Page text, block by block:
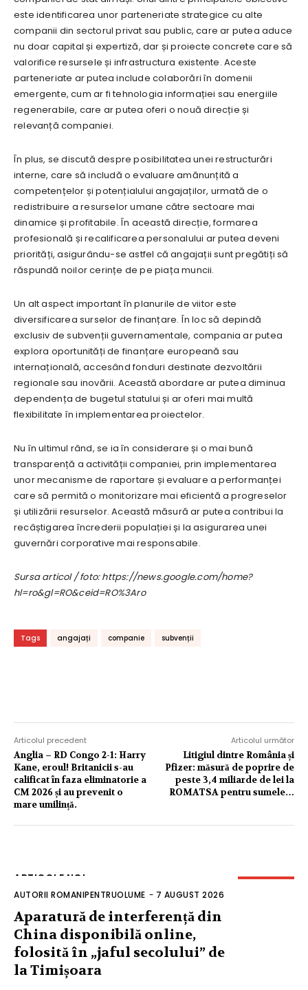
este identificarea unor parteneriate strategice cu alte
companii din sectorul privat sau public, care ar putea aduce
nu doar capital și expertiză, dar și proiecte concrete care să
valorifice resursele și infrastructura existente. Aceste
parteneriate ar putea include colaborări în domenii
emergente, cum ar fi tehnologia informației sau energiile
regenerabile, care ar putea oferi o nouă direcție și
relevanță companiei.
În plus, se discută despre posibilitatea unei restructurări
interne, care să includă o evaluare amănunțită a
competențelor și potențialului angajaților, urmată de o
redistribuire a resurselor umane către sectoare mai
dinamice și profitabile. În această direcție, formarea
profesională și recalificarea personalului ar putea deveni
priorități, asigurându-se astfel că angajații sunt pregătiți să
răspundă noilor cerințe de pe piața muncii.
Un alt aspect important în planurile de viitor este
diversificarea surselor de finanțare. În loc să depindă
exclusiv de subvenții guvernamentale, compania ar putea
explora oportunități de finanțare europeană sau
internațională, accesând fonduri destinate dezvoltării
regionale sau inovării. Această abordare ar putea diminua
dependența de bugetul statului și ar oferi mai multă
flexibilitate în implementarea proiectelor.
Nu în ultimul rând, se ia în considerare și o mai bună
transparență a activității companiei, prin implementarea
unor mecanisme de raportare și evaluare a performanței
care să permită o monitorizare mai eficientă a progreselor
și utilizării resurselor. Această măsură ar putea contribui la
recâștigarea încrederii populației și la asigurarea unei
guvernări corporative mai responsabile.
Sursa articol / foto: https://news.google.com/home?
hl=ro&gl=RO&ceid=RO%3Aro
Tags angajați companie subvenții
Articolul precedent
Anglia – RD Congo 2-1: Harry
Kane, eroul! Britanicii s-au
calificat în faza eliminatorie a
CM 2026 și au prevenit o
mare umilință.
Articolul următor
Litigiul dintre România și
Pfizer: măsură de poprire de
peste 3,4 miliarde de lei la
ROMATSA pentru sumele…
ARTICOLE NOI
AUTORII ROMANIPENTRUOLUME - 7 AUGUST 2026
Aparatură de interferență din
China disponibilă online,
folosită în „jaful secolului” de
la Timișoara